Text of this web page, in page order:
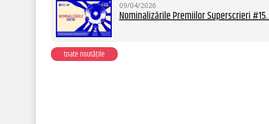
09/04/2026
Nominalizările Premiilor Superscrieri
toate noutățile